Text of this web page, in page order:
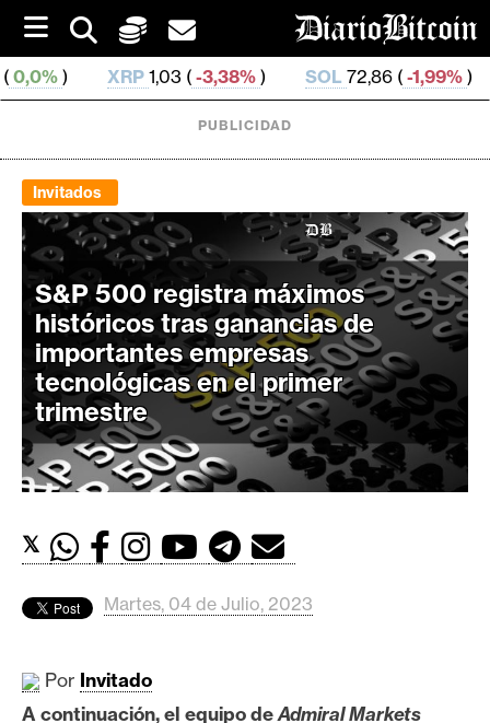
i
p
t
o
1,03 ( -3,38%) SOL72,86 ( -1,99% ) TRX0,326
C
i
p
t
o
M
e
r
c
d
s
B
i
PUBLICIDAD
Invitados
S&P 500 registra máximos
históricos tras ganancias de
importantes empresas
tecnológicas en el primer
trimestre
𝕏
Martes, 04 de Julio, 2023
Por Invitado
A continuación, el equipo deAdmiral Markets